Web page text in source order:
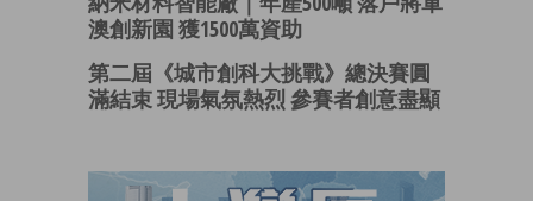
澳創新園 獲1500萬資助
第二屆《城市創科大挑戰》總決賽圓
滿結束 現場氣氛熱烈 參賽者創意盡顯